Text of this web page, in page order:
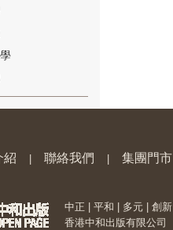
紹 聯絡我們 集團門市
中正 | 平和 | 多元 | 創新
香港中和出版有限公司